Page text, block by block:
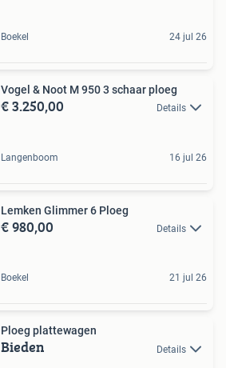
Boekel 24 jul 26
Vogel & Noot M 950 3 schaar ploeg
€ 3.250,00 Details
Langenboom 16 jul 26
Lemken Glimmer 6 Ploeg
€ 980,00 Details
Boekel 21 jul 26
Ploeg plattewagen
Bieden Details